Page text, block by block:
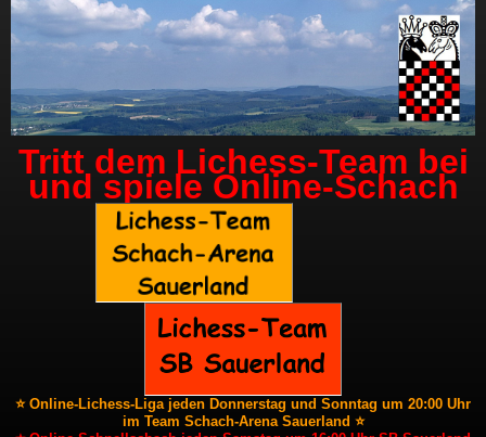
Tritt dem Lichess-Team bei
und spiele Online-Schach
⭐ Online-Lichess-Liga jeden Donnerstag und Sonntag um 20:00 Uhr
im Team Schach-Arena Sauerland ⭐